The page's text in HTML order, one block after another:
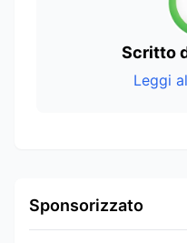
Scritto
Leggi
Sponsorizzato